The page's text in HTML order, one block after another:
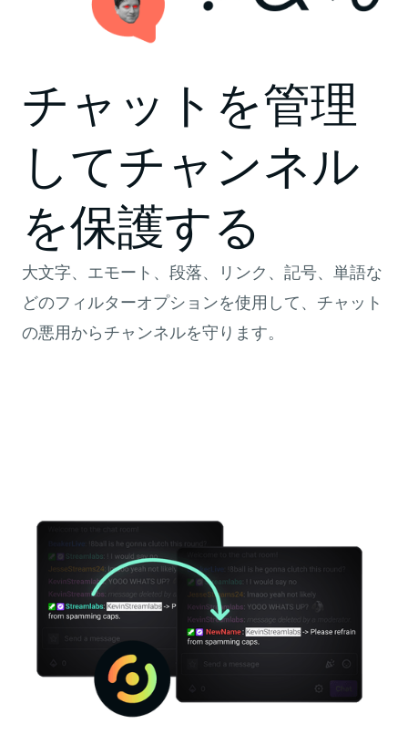
チャットを管理
してチャンネル
を保護する
大文字、エモート、段落、リンク、記号、単語な
どのフィルターオプションを使用して、チャット
の悪用からチャンネルを守ります。